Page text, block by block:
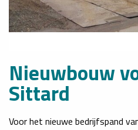
Nieuwbouw
Sittard
Voor het nieuwe bedrijfspand